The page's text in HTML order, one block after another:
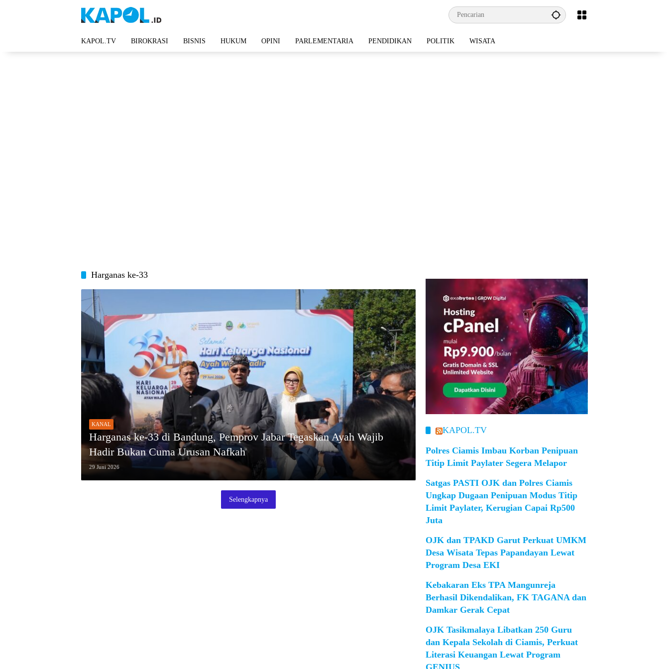
KAPOL.TV BIROKRASI BISNIS HUKUM OPINI PARLEMENTARIA PENDIDIKAN POLITIK WISATA
Harganas ke-33
KANAL
Harganas ke-33 di Bandung, Pemprov Jabar Tegaskan Ayah Wajib
Hadir Bukan Cuma Urusan Nafkah
29 Juni 2026
Selengkapnya
KAPOL.TV
Polres Ciamis Imbau Korban Penipuan
Titip Limit Paylater Segera Melapor
Satgas PASTI OJK dan Polres Ciamis
Ungkap Dugaan Penipuan Modus Titip
Limit Paylater, Kerugian Capai Rp500
Juta
OJK dan TPAKD Garut Perkuat UMKM
Desa Wisata Tepas Papandayan Lewat
Program Desa EKI
Kebakaran Eks TPA Mangunreja
Berhasil Dikendalikan, FK TAGANA dan
Damkar Gerak Cepat
OJK Tasikmalaya Libatkan 250 Guru
dan Kepala Sekolah di Ciamis, Perkuat
Literasi Keuangan Lewat Program
GENIUS